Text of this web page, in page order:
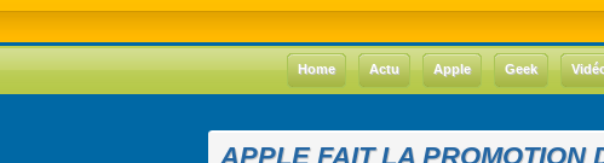
Home Actu Apple Geek
APPLE FAIT LA PROMOTION